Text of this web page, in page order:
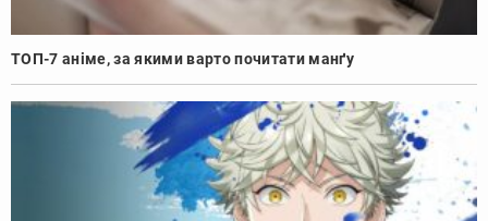
ТОП-7 аніме, за якими варто почитати манґу